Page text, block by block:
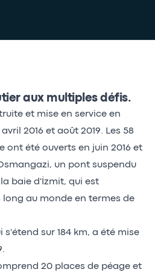
aux multiples défis.
et mise en service en
2016 et août 2019. Les 58
ont été ouverts en juin 2016 et
un pont suspendu
baie d'İzmit, qui est
long au monde en termes de
s'étend sur 184 km, a été mise
20 places de péage et